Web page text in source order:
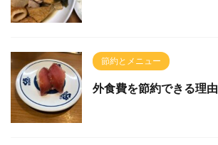
節約とメニュー
外食費を節約できる理由